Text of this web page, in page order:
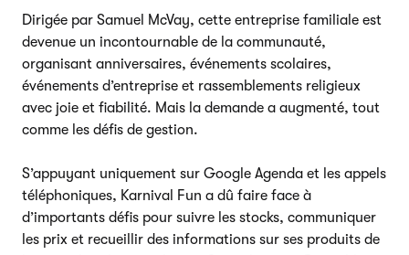
Dirigée par Samuel McVay, cette entreprise familiale est
devenue un incontournable de la communauté,
organisant anniversaires, événements scolaires,
événements d’entreprise et rassemblements religieux
avec joie et fiabilité. Mais la demande a augmenté, tout
comme les défis de gestion.
S’appuyant uniquement sur Google Agenda et les appels
téléphoniques, Karnival Fun a dû faire face à
d’importants défis pour suivre les stocks, communiquer
les prix et recueillir des informations sur ses produits de